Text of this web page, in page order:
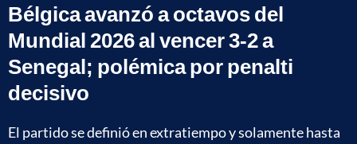
Bélgica avanzó a octavos del
Mundial 2026 al vencer 3-2 a
Senegal; polémica por penalti
decisivo
El partido se definió en extratiempo y solamente hasta